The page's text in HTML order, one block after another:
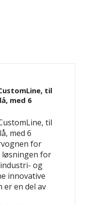
til
med 6
til
med 6
for
løsningen for
og
innovative
en del av